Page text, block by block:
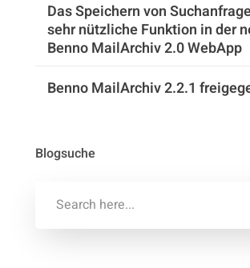
Das Speichern von
sehr nützliche Funktion in der
Benno MailArchiv 2.0 WebApp
Benno MailArchiv 2.2.1
Blogsuche